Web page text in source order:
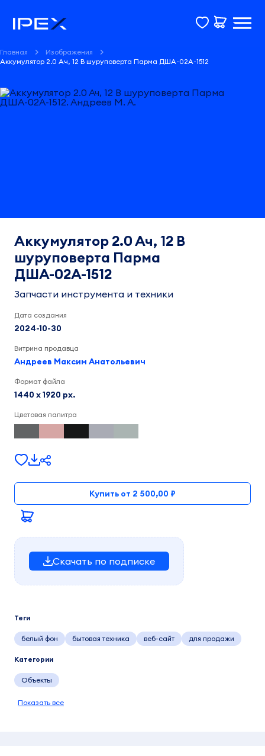
Главная
Изображения
Аккумулятор 2.0 Ач, 12 В шуруповерта Парма ДША-02А-1512
Аккумулятор 2.0 Ач, 12 В
шуруповерта Парма
ДША-02А-1512
Запчасти инструмента и техники
Дата создания
2024-10-30
Витрина продавца
Андреев Максим Анатольевич
Формат файла
1440 x 1920 px.
Цветовая палитра
Купить от 2 500,00 ₽
Скачать по подписке
Теги
белый фон бытовая техника веб-сайт для продажи
Категории
Объекты
Показать все